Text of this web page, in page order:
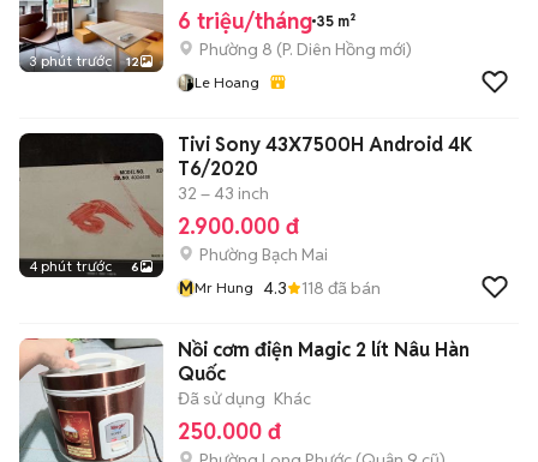
3 phút trước 12
6 triệu/tháng 35 m²
Phường 8 (P. Diên Hồng mới)
Le Hoang
4 phút trước 6
Tivi Sony 43X7500H Android 4K
T6/2020
32 – 43 inch
2.900.000 đ
Phường Bạch Mai
MMr Hung 4.3 118 đã bán
Nồi cơm điện Magic 2 lít Nâu Hàn
Quốc
Đã sử dụng Khác
250.000 đ